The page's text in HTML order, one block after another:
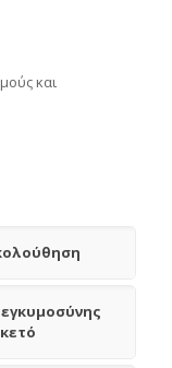
και